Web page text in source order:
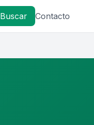
Buscar Contacto